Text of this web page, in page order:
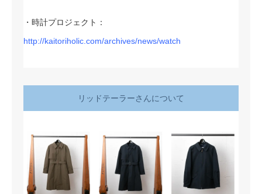
・時計プロジェクト：
http://kaitoriholic.com/archives/news/watch
リッドテーラーさんについて